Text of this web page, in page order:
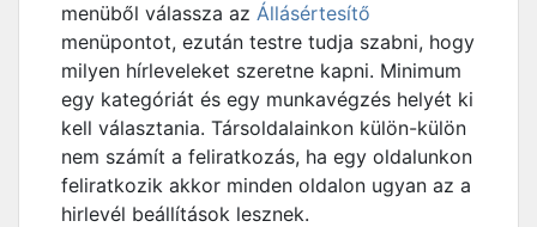
menüből válassza az Állásértesítő
menüpontot, ezután testre tudja szabni, hogy
milyen hírleveleket szeretne kapni. Minimum
egy kategóriát és egy munkavégzés helyét ki
kell választania. Társoldalainkon külön-külön
nem számít a feliratkozás, ha egy oldalunkon
feliratkozik akkor minden oldalon ugyan az a
hirlevél beállítások lesznek.